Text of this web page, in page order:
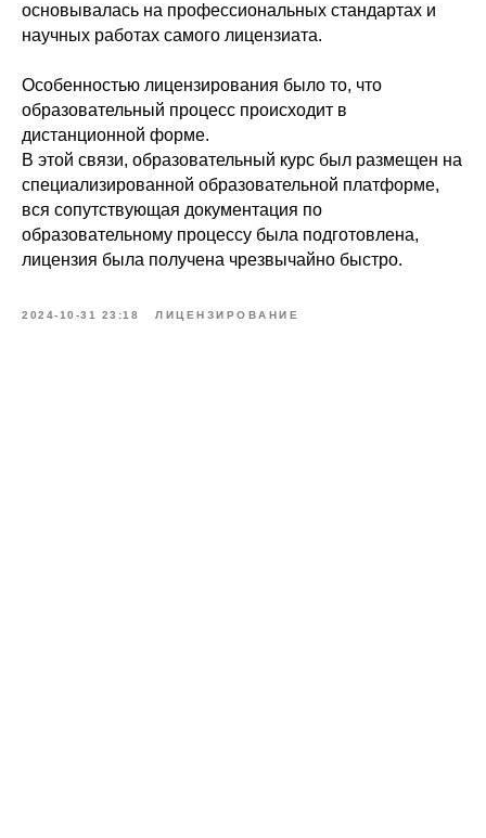
основывалась на профессиональных стандартах и
научных работах самого лицензиата.
Особенностью лицензирования было то, что
образовательный процесс происходит в
дистанционной форме.
В этой связи, образовательный курс был размещен на
специализированной образовательной платформе,
вся сопутствующая документация по
образовательному процессу была подготовлена,
лицензия была получена чрезвычайно быстро.
2024-10-31 23:18 ЛИЦЕНЗИРОВАНИЕ